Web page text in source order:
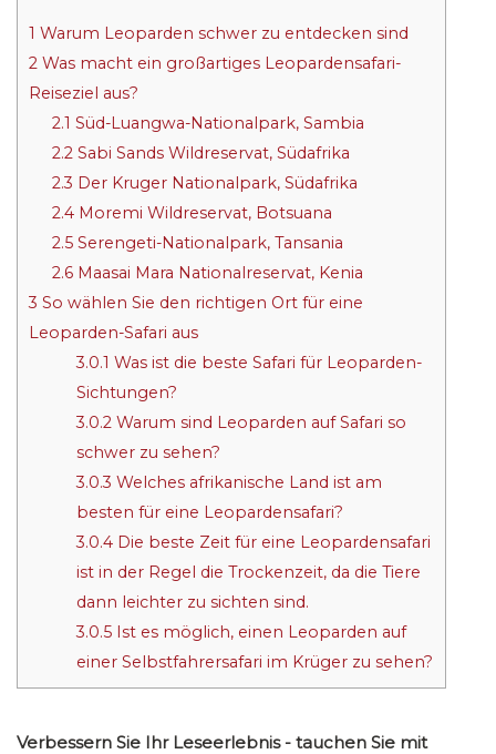
1 Warum Leoparden schwer zu entdecken sind
2 Was macht ein großartiges Leopardensafari-
Reiseziel aus?
2.1 Süd-Luangwa-Nationalpark, Sambia
2.2 Sabi Sands Wildreservat, Südafrika
2.3 Der Kruger Nationalpark, Südafrika
2.4 Moremi Wildreservat, Botsuana
2.5 Serengeti-Nationalpark, Tansania
2.6 Maasai Mara Nationalreservat, Kenia
3 So wählen Sie den richtigen Ort für eine
Leoparden-Safari aus
3.0.1 Was ist die beste Safari für Leoparden-
Sichtungen?
3.0.2 Warum sind Leoparden auf Safari so
schwer zu sehen?
3.0.3 Welches afrikanische Land ist am
besten für eine Leopardensafari?
3.0.4Die beste Zeit für eine Leopardensafari
ist in der Regel die Trockenzeit, da die Tiere
dann leichter zu sichten sind.
3.0.5Ist es möglich, einen Leoparden auf
einer Selbstfahrersafari im Krüger zu sehen?
Verbessern Sie Ihr Leseerlebnis - tauchen Sie mit